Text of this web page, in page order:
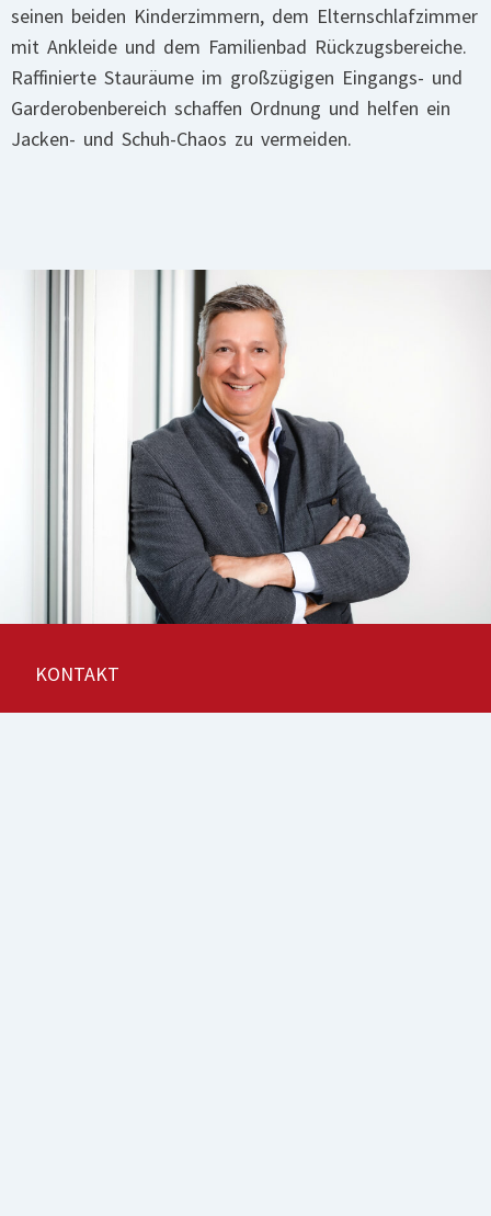
seinen beiden Kinderzimmern, dem Elternschlafzimmer
mit Ankleide und dem Familienbad Rückzugsbereiche.
Raffinierte Stauräume im großzügigen Eingangs- und
Garderobenbereich schaffen Ordnung und helfen ein
Jacken- und Schuh-Chaos zu vermeiden.
KONTAKT
bk Jochen Blumer